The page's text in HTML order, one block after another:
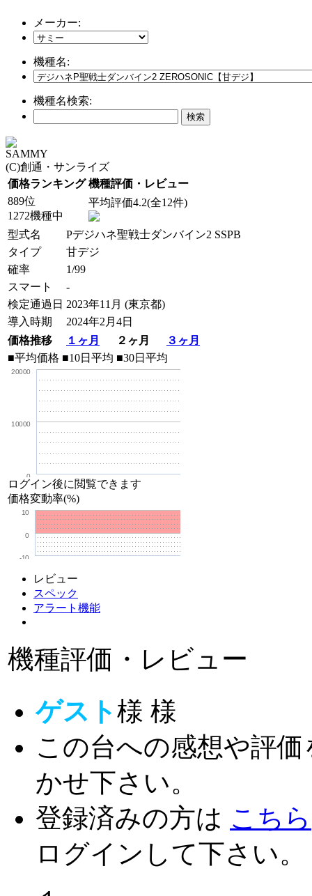
メーカー:
機種名:
機種名検索:
SAMMY
(C)創通・サンライズ
価格ランキング 機種評価・レビュー
889位
1272機種中
平均評価4.2(全12件)
型式名
Pデジハネ聖戦士ダンバイン2 SSPB
タイプ
甘デジ
確率
1/99
スマート
-
検定通過日 2023年11月 (東京都)
導入時期
2024年2月4日
価格推移
１ヶ月 ２ヶ月
３ヶ月
■平均価格 ■10日平均 ■30日平均
0
10000
20000
ログイン後に閲覧できます
価格変動率(%)
-10
0
10
レビュー
スペック
アラート機能
機種評価・レビュー
ゲスト様 様
この台への感想や評価
かせ下さい。
登録済みの方は こちら
ログインして下さい。